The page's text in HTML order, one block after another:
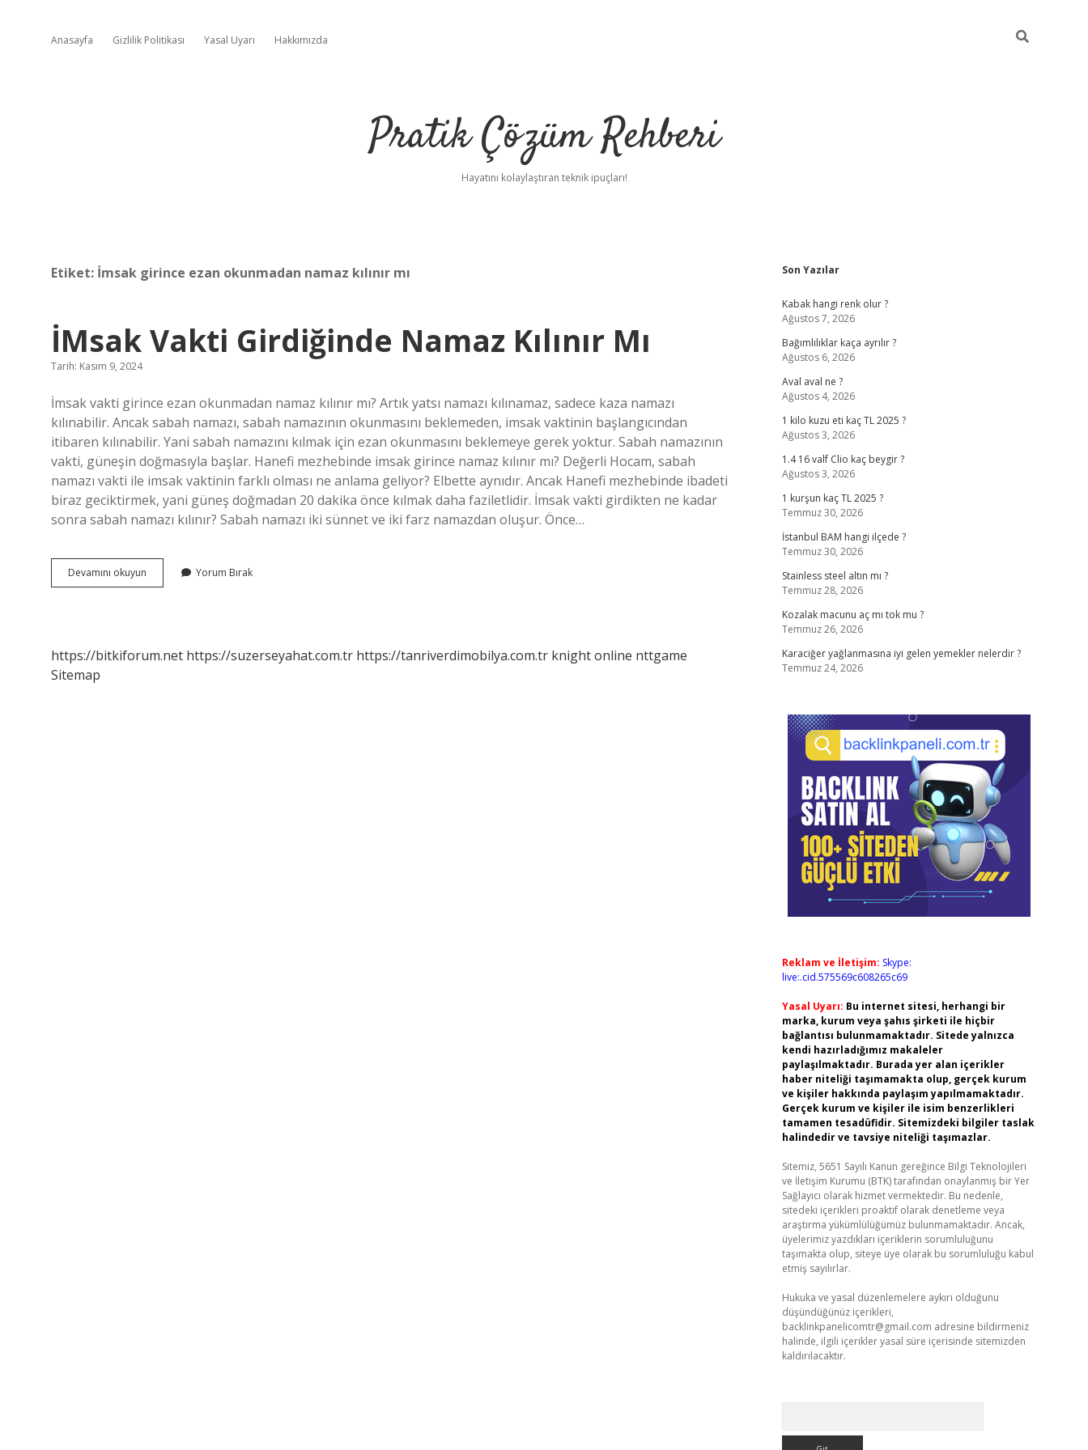
Anasayfa Gizlilik Politikası Yasal Uyarı Hakkımızda
Pratik Çözüm Rehberi
Hayatını kolaylaştıran teknik ipuçları!
Etiket: İmsak girince ezan okunmadan namaz kılınır mı
İMsak Vakti Girdiğinde Namaz Kılınır Mı
Tarih: Kasım 9, 2024
İmsak vakti girince ezan okunmadan namaz kılınır mı? Artık yatsı namazı kılınamaz, sadece kaza namazı
kılınabilir. Ancak sabah namazı, sabah namazının okunmasını beklemeden, imsak vaktinin başlangıcından
itibaren kılınabilir. Yani sabah namazını kılmak için ezan okunmasını beklemeye gerek yoktur. Sabah namazının
vakti, güneşin doğmasıyla başlar. Hanefi mezhebinde imsak girince namaz kılınır mı? Değerli Hocam, sabah
namazı vakti ile imsak vaktinin farklı olması ne anlama geliyor? Elbette aynıdır. Ancak Hanefi mezhebinde ibadeti
biraz geciktirmek, yani güneş doğmadan 20 dakika önce kılmak daha faziletlidir. İmsak vakti girdikten ne kadar
sonra sabah namazı kılınır? Sabah namazı iki sünnet ve iki farz namazdan oluşur. Önce…
Devamını okuyun
Vakti
Yorum Bırak
https://bitkiforum.net https://suzerseyahat.com.tr https://tanriverdimobilya.com.tr knight online nttgame
Sitemap
Sidebar
Son Yazılar
Kabak hangi renk olur ?
Ağustos 7, 2026
Bağımlılıklar kaça ayrılır ?
Ağustos 6, 2026
Aval aval ne ?
Ağustos 4, 2026
1 kilo kuzu eti kaç TL 2025 ?
Ağustos 3, 2026
1.4 16 valf Clio kaç beygir ?
Ağustos 3, 2026
1 kurşun kaç TL 2025 ?
Temmuz 30, 2026
İstanbul BAM hangi ilçede ?
Temmuz 30, 2026
Stainless steel altın mı ?
Temmuz 28, 2026
Kozalak macunu aç mı tok mu ?
Temmuz 26, 2026
Karaciğer yağlanmasına iyi gelen yemekler nelerdir ?
Temmuz 24, 2026
Reklam ve İletişim: Skype:
live:.cid.575569c608265c69
Yasal Uyarı: Bu internet sitesi, herhangi bir
marka, kurum veya şahıs şirketi ile hiçbir
bağlantısı bulunmamaktadır. Sitede yalnızca
kendi hazırladığımız makaleler
paylaşılmaktadır. Burada yer alan içerikler
haber niteliği taşımamakta olup, gerçek kurum
ve kişiler hakkında paylaşım yapılmamaktadır.
Gerçek kurum ve kişiler ile isim benzerlikleri
tamamen tesadüfidir. Sitemizdeki bilgiler taslak
halindedir ve tavsiye niteliği taşımazlar.
Sitemiz, 5651 Sayılı Kanun gereğince Bilgi Teknolojileri
ve İletişim Kurumu (BTK) tarafından onaylanmış bir Yer
Sağlayıcı olarak hizmet vermektedir. Bu nedenle,
sitedeki içerikleri proaktif olarak denetleme veya
araştırma yükümlülüğümüz bulunmamaktadır. Ancak,
üyelerimiz yazdıkları içeriklerin sorumluluğunu
taşımakta olup, siteye üye olarak bu sorumluluğu kabul
etmiş sayılırlar.
Hukuka ve yasal düzenlemelere aykırı olduğunu
düşündüğünüz içerikleri,
backlinkpanelicomtr@gmail.com adresine bildirmeniz
halinde, ilgili içerikler yasal süre içerisinde sitemizden
kaldırılacaktır.